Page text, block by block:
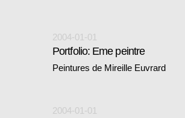
2004-01-01
Portfolio: Eme peintre
Peintures de Mireille Euvrard
2004-01-01